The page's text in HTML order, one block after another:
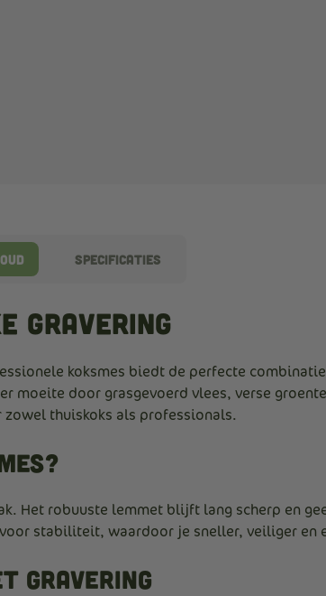
Specificaties
gravering
koksmes biedt de perfecte
moeite door grasgevoerd vlees, verse
thuiskoks als professionals.
Het robuuste lemmet blijft lang scherp en
stabiliteit, waardoor je sneller, veiliger en
gravering